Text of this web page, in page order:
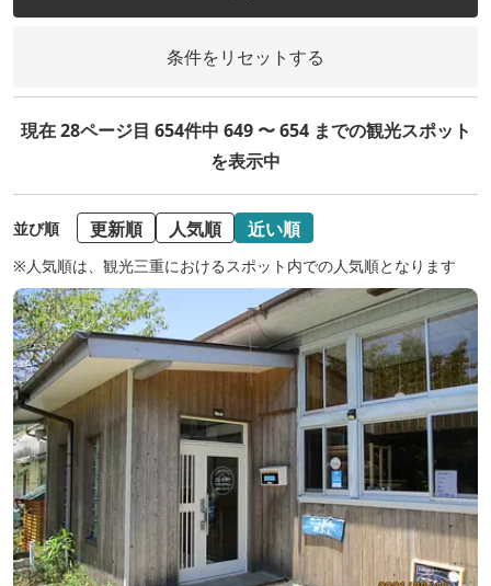
条件をリセットする
現在 28ページ目 654件中 649 〜 654 までの観光スポット
を表示中
並び順 更新順 人気順 近い順
※人気順は、観光三重におけるスポット内での人気順となります